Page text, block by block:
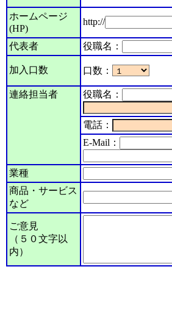
ホームページ
(HP)
http://
代表者 役職名：
加入口数 口数：
連絡担当者 役職名：
電話：
E-Mail：
業種
商品・サービス
など
ご意見
（５０文字以
内）